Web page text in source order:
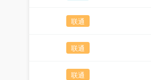
联通
联通
联通